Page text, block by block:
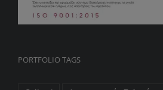
PORTFOLIO TAGS